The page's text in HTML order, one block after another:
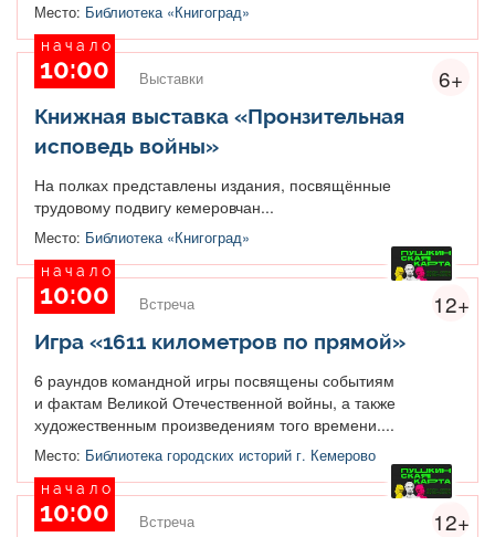
Место: Библиотека «Книгоград»
6+
начало
10:00 Выставки
Книжная выставка «Пронзительная
исповедь войны»
На полках представлены издания, посвящённые
трудовому подвигу кемеровчан...
Место: Библиотека «Книгоград»
12+
начало
10:00 Встреча
Игра «1611 километров по прямой»
6 раундов командной игры посвящены событиям
и фактам Великой Отечественной войны, а также
художественным произведениям того времени....
Место: Библиотека городских историй г. Кемерово
12+
начало
10:00 Встреча